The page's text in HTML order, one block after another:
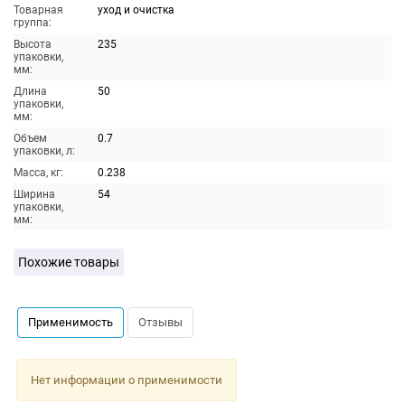
Товарная
группа:
уход и очистка
Высота
упаковки,
мм:
235
Длина
упаковки,
мм:
50
Объем
упаковки, л:
0.7
Масса, кг:
0.238
Ширина
упаковки,
мм:
54
Похожие товары
Применимость Отзывы
Нет информации о применимости